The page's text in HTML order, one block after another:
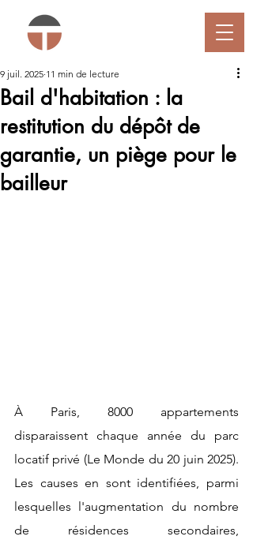
Bail d'habitation : la
restitution du dépôt de
garantie, un piège pour le
bailleur
9 juil. 2025 11 min de lecture
À Paris, 8000 appartements
disparaissent chaque année du parc
locatif privé (Le Monde du 20 juin 2025).
Les causes en sont identifiées, parmi
lesquelles l'augmentation du nombre
de résidences secondaires,